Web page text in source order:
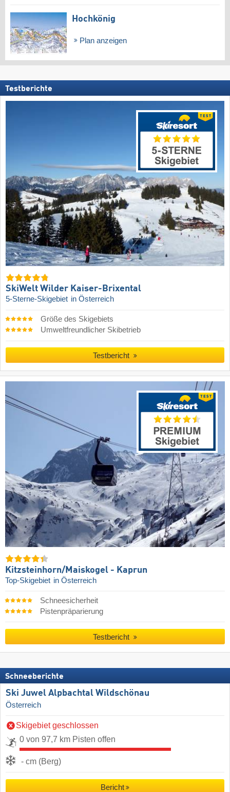
Hochkönig
Plan anzeigen
Testberichte
SkiWelt Wilder Kaiser-Brixental
5-Sterne-Skigebiet in Österreich
Größe des Skigebiets
Umweltfreundlicher Skibetrieb
Testbericht
Kitzsteinhorn/​Maiskogel - Kaprun
Top-Skigebiet in Österreich
Schneesicherheit
Pistenpräparierung
Testbericht
Schneeberichte
Ski Juwel Alpbachtal Wildschönau
Österreich
Skigebiet geschlossen
0 von 97,7 km Pisten offen
- cm (Berg)
Bericht